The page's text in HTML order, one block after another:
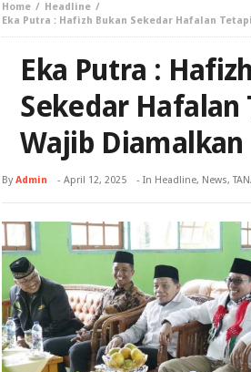
Home
Headline
Eka Putra : Hafizh Bukan Sekedar Hafalan
Eka Putra :
Sekedar Hafalan
Wajib Diamalkan
ByAdmin -April 12, 2025 - In Headline, News,